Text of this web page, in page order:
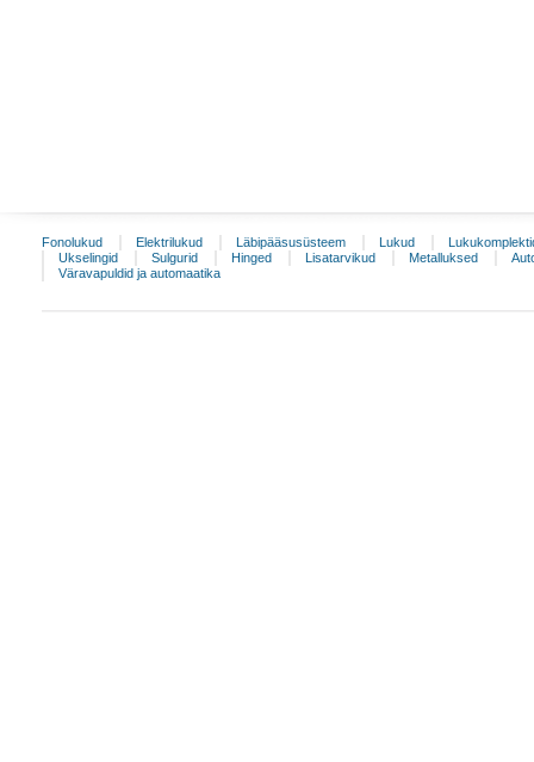
Fonolukud Elektrilukud Läbipääsusüsteem Lukud
Ukselingid
Sulgurid Hinged Lisatarvikud Metalluksed
Väravapuldid ja automaatika